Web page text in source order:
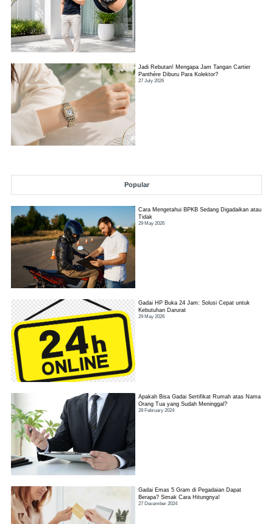
Jadi Rebutan! Mengapa Jam Tangan Cartier
Panthère Diburu Para Kolektor?
27 July 2026
Popular
Cara Mengetahui BPKB Sedang Digadaikan atau
Tidak
29 May 2026
Gadai HP Buka 24 Jam: Solusi Cepat untuk
Kebutuhan Darurat
29 May 2026
Apakah Bisa Gadai Sertifikat Rumah atas Nama
Orang Tua yang Sudah Meninggal?
28 February 2024
Gadai Emas 5 Gram di Pegadaian Dapat
Berapa? Simak Cara Hitungnya!
27 December 2024